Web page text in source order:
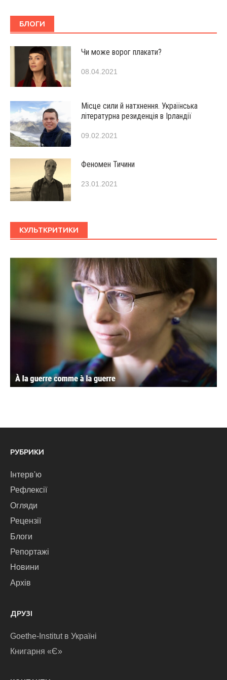
БЛОГИ
Чи може ворог плакати?
08.04.2021
Місце сили й натхнення. Українська
літературна резиденція в Ірландії
09.02.2021
Феномен Тичини
23.01.2021
КУЛЬТКРИТИКИ
РУБРИКИ
Інтерв'ю
Рефлексії
Огляди
Рецензії
Блоги
Репортажі
Новини
Архів
ДРУЗІ
Goethe-Institut в Україні
Книгарня «Є»